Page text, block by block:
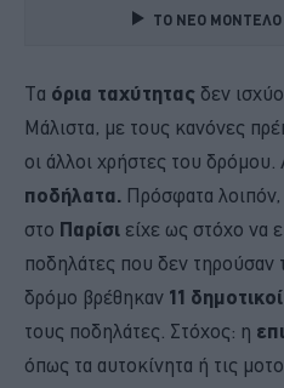
TO NEO
Τα όρια ταχύτητας δεν
Μάλιστα, με τους κανόνες
οι άλλοι χρήστες του δρόμου.
ποδήλατα. Πρόσφατα
στο Παρίσι είχε ως στόχο να
ποδηλάτες που δεν τηρούσαν
δρόμο βρέθηκαν 11
τους ποδηλάτες. Στόχος: η
όπως τα αυτοκίνητα ή τις